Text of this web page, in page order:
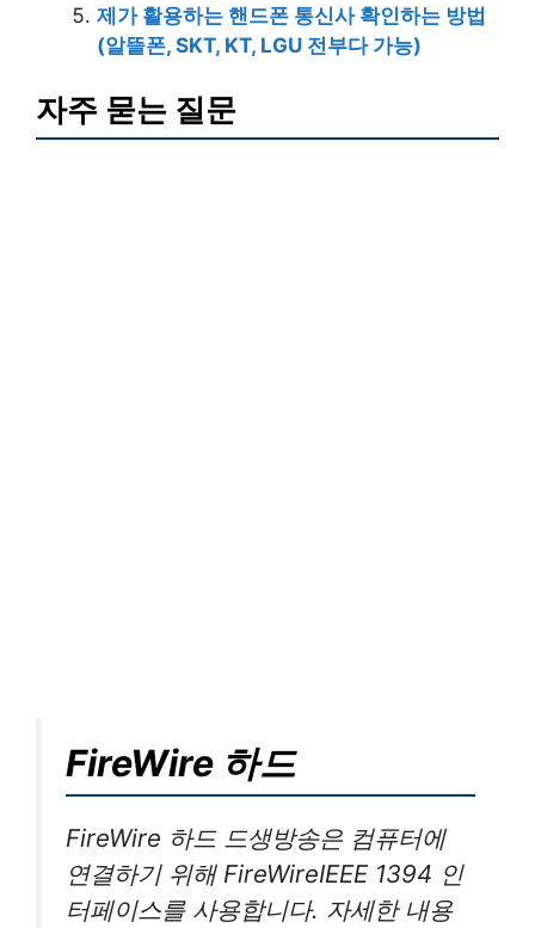
제가 활용하는 핸드폰 통신사 확인하는 방법
(알뜰폰, SKT, KT, LGU 전부다 가능)
자주 묻는 질문
FireWire 하드
FireWire 하드 드생방송은 컴퓨터에
연결하기 위해 FireWireIEEE 1394 인
터페이스를 사용합니다. 자세한 내용